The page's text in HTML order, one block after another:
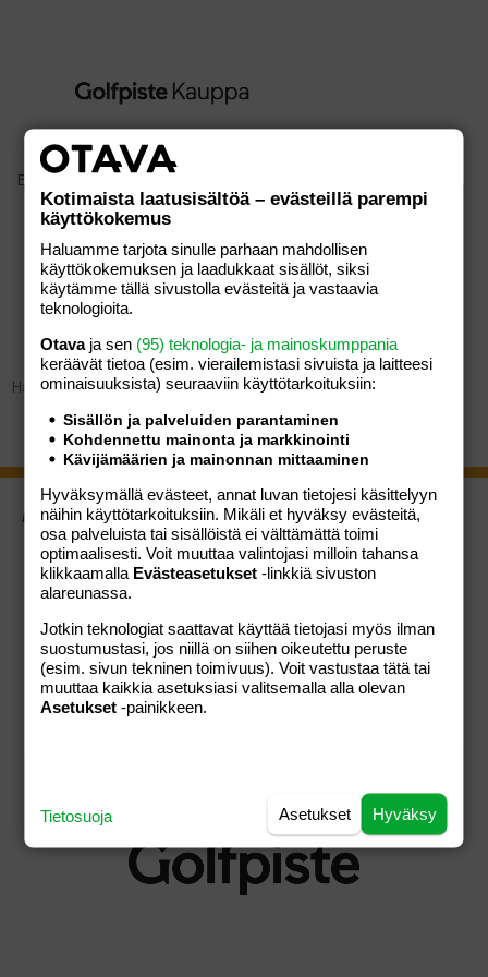
Etusivu / Seurat / Hirsala golf
HIRSALA GOLF
Hakusi ei tuottanut tuloksia.
Muokkaa evästeasetuksia
KAUPAN EHDOT
Verkkokaupan ehdot
Otavamedian yleiset ehdot
ASIAKASPALVELU
Usein kysytyt kysymykset
Palautusoikeus
Kotimaista laatusisältöä – evästeillä parempi
käyttökokemus
Haluamme tarjota sinulle parhaan mahdollisen
käyttökokemuksen ja laadukkaat sisällöt, siksi
käytämme tällä sivustolla evästeitä ja vastaavia
teknologioita.
Otavaja sen (95) teknologia- ja mainoskumppania
keräävät tietoa (esim. vierailemis­tasi sivuista ja laitteesi
ominaisuuk­sista) seuraaviin käyttötarkoituksiin:
Sisällön ja palveluiden parantaminen
Kohdennettu mainonta ja markkinointi
Kävijämäärien ja mainonnan mittaaminen
Hyväksymällä evästeet, annat luvan tietojesi käsittelyyn
näihin käyttötarkoituksiin. Mikäli et hyväksy evästeitä,
osa palveluista tai sisällöistä ei välttämättä toimi
optimaalisesti. Voit muuttaa valintojasi milloin tahansa
klikkaamalla Evästeasetukset -linkkiä sivuston
alareunassa.
Jotkin teknologiat saattavat käyttää tietojasi myös ilman
suostumustasi, jos niillä on siihen oikeutettu peruste
(esim. sivun tekninen toimivuus). Voit vastustaa tätä tai
muuttaa kaikkia asetuksiasi valitsemalla alla olevan
Asetukset -painikkeen.
Hyväksy
Asetukset
Tietosuoja